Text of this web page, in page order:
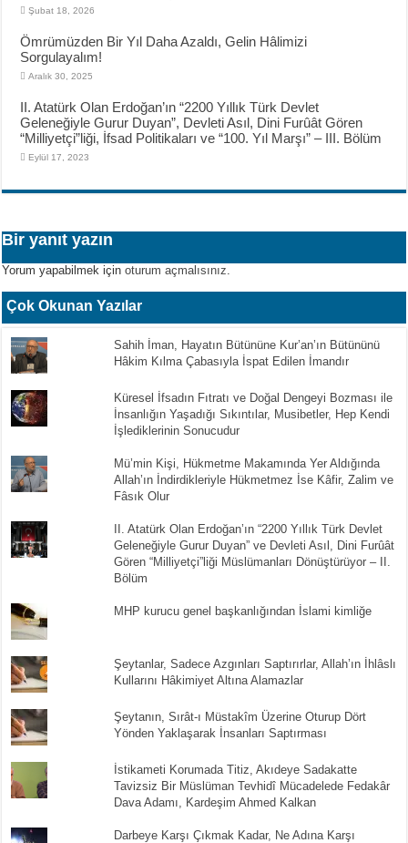
Şubat 18, 2026
Ömrümüzden Bir Yıl Daha Azaldı, Gelin Hâlimizi
Sorgulayalım!
Aralık 30, 2025
II. Atatürk Olan Erdoğan’ın “2200 Yıllık Türk Devlet
Geleneğiyle Gurur Duyan”, Devleti Asıl, Dini Furûât Gören
“Milliyetçi”liği, İfsad Politikaları ve “100. Yıl Marşı” – III. Bölüm
Eylül 17, 2023
Bir yanıt yazın
Yorum yapabilmek içinoturum açmalısınız
Çok Okunan Yazılar
Sahih İman, Hayatın Bütününe Kur’an’ın Bütününü
Hâkim Kılma Çabasıyla İspat Edilen İmandır
Küresel İfsadın Fıtratı ve Doğal Dengeyi Bozması ile
İnsanlığın Yaşadığı Sıkıntılar, Musibetler, Hep Kendi
İşlediklerinin Sonucudur
Mü’min Kişi, Hükmetme Makamında Yer Aldığında
Allah’ın İndirdikleriyle Hükmetmez İse Kâfir, Zalim ve
Fâsık Olur
II. Atatürk Olan Erdoğan’ın “2200 Yıllık Türk Devlet
Geleneğiyle Gurur Duyan” ve Devleti Asıl, Dini Furûât
Gören “Milliyetçi”liği Müslümanları Dönüştürüyor – II.
Bölüm
MHP kurucu genel başkanlığından İslami kimliğe
Şeytanlar, Sadece Azgınları Saptırırlar, Allah’ın İhlâslı
Kullarını Hâkimiyet Altına Alamazlar
Şeytanın, Sırât-ı Müstakîm Üzerine Oturup Dört
Yönden Yaklaşarak İnsanları Saptırması
İstikameti Korumada Titiz, Akıdeye Sadakatte
Tavizsiz Bir Müslüman Tevhidî Mücadelede Fedakâr
Dava Adamı, Kardeşim Ahmed Kalkan
Darbeye Karşı Çıkmak Kadar, Ne Adına Karşı